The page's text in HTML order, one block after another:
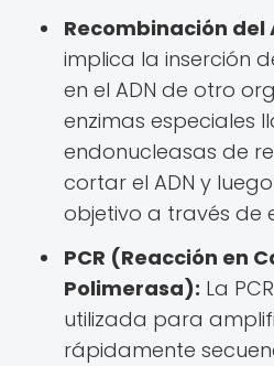
Recombinación del
implica la inserción
en el ADN de otro
enzimas especiales
endonucleasas de
cortar el ADN y
objetivo a través de
PCR (Reacción en
Polimerasa): La
utilizada para
rápidamente